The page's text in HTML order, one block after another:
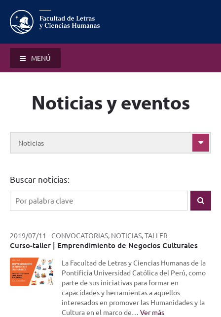
MENÚ
Noticias y eventos
Noticias
Buscar noticias:
2019/07/11 - CONVOCATORIAS, NOTICIAS, TALLER
Curso-taller | Emprendimiento de Negocios Culturales
La Facultad de Letras y Ciencias Humanas de la
Pontificia Universidad Católica del Perú, como
parte de sus iniciativas para formar en
capacidades y herramientas a aquellos
interesados en promover las Humanidades y la
Cultura en el marco de… Ver más